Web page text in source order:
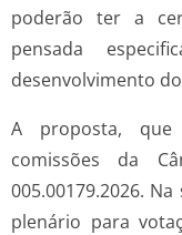
poderão ter a
pensada
desenvolvimento
A proposta,
comissões da
005.00179.2026.
plenário para